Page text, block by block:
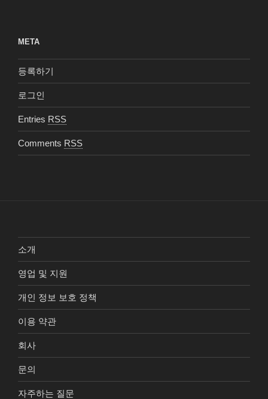
META
등록하기
로그인
Entries RSS
Comments RSS
소개
영업 및 지원
개인 정보 보호 정책
이용 약관
회사
문의
자주하는 질문